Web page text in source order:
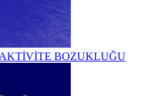
BOZUKLUĞU